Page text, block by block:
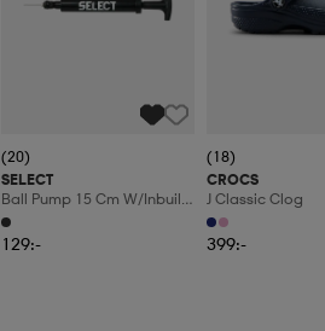
(20)
SELECT
Ball Pump 15 Cm W/inbuilt
Hose
129:-
(18)
CROCS
J Classic Clog
399:-